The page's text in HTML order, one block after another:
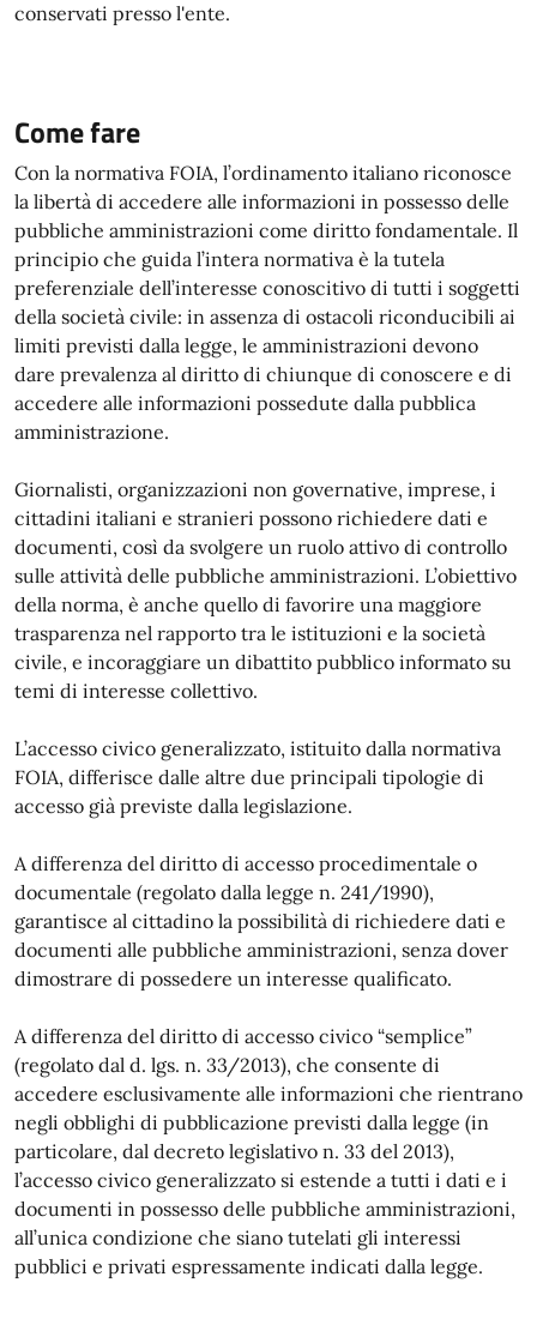
conservati presso l'ente.
Come fare
Con la normativa FOIA, l’ordinamento italiano riconosce
la libertà di accedere alle informazioni in possesso delle
pubbliche amministrazioni come diritto fondamentale. Il
principio che guida l’intera normativa è la tutela
preferenziale dell’interesse conoscitivo di tutti i soggetti
della società civile: in assenza di ostacoli riconducibili ai
limiti previsti dalla legge, le amministrazioni devono
dare prevalenza al diritto di chiunque di conoscere e di
accedere alle informazioni possedute dalla pubblica
amministrazione.
Giornalisti, organizzazioni non governative, imprese, i
cittadini italiani e stranieri possono richiedere dati e
documenti, così da svolgere un ruolo attivo di controllo
sulle attività delle pubbliche amministrazioni. L’obiettivo
della norma, è anche quello di favorire una maggiore
trasparenza nel rapporto tra le istituzioni e la società
civile, e incoraggiare un dibattito pubblico informato su
temi di interesse collettivo.
L’accesso civico generalizzato, istituito dalla normativa
FOIA, differisce dalle altre due principali tipologie di
accesso già previste dalla legislazione.
A differenza del diritto di accesso procedimentale o
documentale (regolato dalla legge n. 241/1990),
garantisce al cittadino la possibilità di richiedere dati e
documenti alle pubbliche amministrazioni, senza dover
dimostrare di possedere un interesse qualificato.
A differenza del diritto di accesso civico “semplice”
(regolato dal d. lgs. n. 33/2013), che consente di
accedere esclusivamente alle informazioni che rientrano
negli obblighi di pubblicazione previsti dalla legge (in
particolare, dal decreto legislativo n. 33 del 2013),
l’accesso civico generalizzato si estende a tutti i dati e i
documenti in possesso delle pubbliche amministrazioni,
all’unica condizione che siano tutelati gli interessi
pubblici e privati espressamente indicati dalla legge.